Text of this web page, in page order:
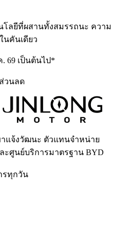
โลยีที่ผสานทั้งสมรรถนะ ความ
นคันเดียว
69 เป็นต้นไป*
วนลด
แจ้งวัฒนะ ตัวแทนจำหน่าย
ะศูนย์บริการมาตรฐาน BYD
รทุกวัน